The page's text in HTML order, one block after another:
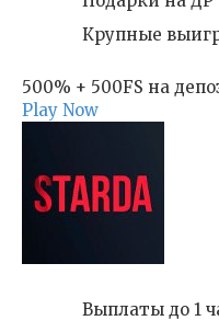
Крупные
500% + 500FS на
Play Now
Выплаты до 1